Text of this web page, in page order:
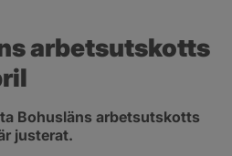
arbetsutskotts
Bohusläns arbetsutskotts
justerat.